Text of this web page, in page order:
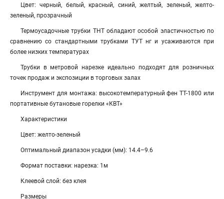
Цвет: черный, белый, красный, синий, желтый, зеленый, желто-
зеленый, прозрачный
Термоусадочные трубки ТНТ обладают особой эластичностью по
сравнению со стандартными трубками ТУТ нг и усаживаются при
более низких температурах
Трубки в метровой нарезке идеально подходят для розничных
точек продаж и экспозиции в торговых залах
Инструмент для монтажа: высокотемпературный фен ТТ-1800 или
портативные бутановые горелки «КВТ»
Характеристики
Цвет: желто-зеленый
Оптимальный диапазон усадки (мм): 14.4–9.6
Формат поставки: нарезка: 1м
Клеевой слой: без клея
Размеры